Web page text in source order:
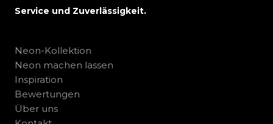
Service und Zuverlässigkeit.
Neon-Kollektion
Neon machen lassen
Inspiration
Bewertungen
Über uns